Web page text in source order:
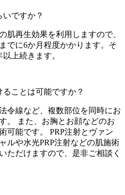
ですか？
肌再生効果を利用しますので、
でに6か月程度かかります。そ
上続きます。
ことは可能ですか？
令線など、複数部位を同時にお
。 また、お胸とお顔などのお
可能です。 PRP注射とヴァン
ルや水光PRP注射などの肌施術
ただけますので、是非ご相談く